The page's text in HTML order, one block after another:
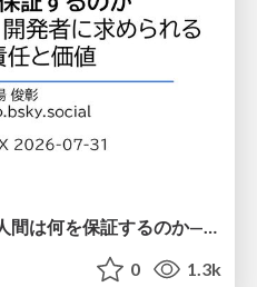
AIがコードを書く時代、人間は何を保証するのか———馬場さんと考える、開発者に求められる新しい責任と価値 - TECH PLAY
0 1.3k